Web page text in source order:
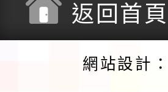
返回首頁
網站設計